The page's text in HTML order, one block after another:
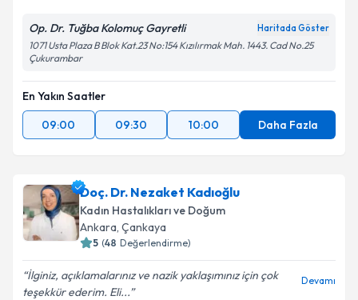
Op. Dr. Tuğba Kolomuç Gayretli Haritada Göster
1071 Usta Plaza B Blok Kat.23 No:154 Kızılırmak Mah. 1443. Cad No.25
Çukurambar
En Yakın Saatler
09:00
09:30 10:00 Daha Fazla
Doç. Dr. Nezaket Kadıoğlu
Kadın Hastalıkları ve Doğum
Ankara, Çankaya
5 (48 Değerlendirme)
İlginiz, açıklamalarınız ve nazik yaklaşımınız için çok
teşekkür ederim. Eli...
Devamı